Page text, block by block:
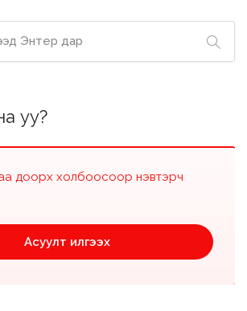
уу?
доорх холбоосоор нэвтэрч
Асуулт илгээх